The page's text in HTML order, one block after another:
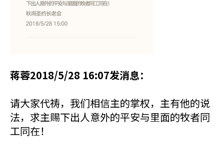
蒋蓉2018/5/28 16:07发消息：
请大家代祷，我们相信主的掌权，主有他的说
法，求主赐下出人意外的平安与里面的牧者同
工同在！